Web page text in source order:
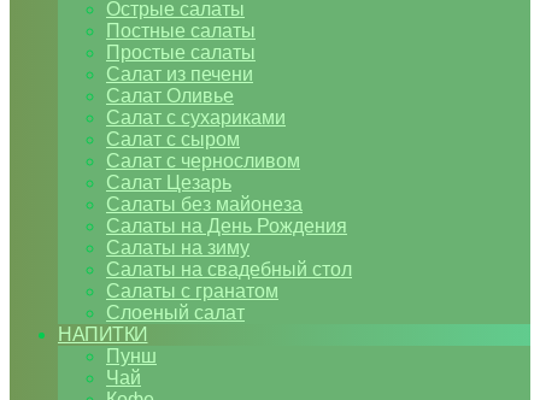
Острые салаты
Постные салаты
Простые салаты
Салат из печени
Салат Оливье
Салат с сухариками
Салат с сыром
Салат с черносливом
Салат Цезарь
Салаты без майонеза
Салаты на День Рождения
Салаты на зиму
Салаты на свадебный стол
Салаты с гранатом
Слоеный салат
НАПИТКИ
Пунш
Чай